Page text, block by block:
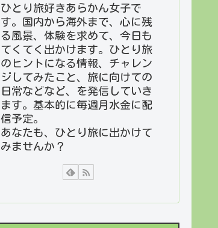
ひとり旅好きあらかん女子で
す。国内から海外まで、心に残
る風景、体験を求めて、今日も
てくてく出かけます。ひとり旅
のヒントになる情報、チャレン
ジしてみたこと、旅に向けての
日常などなど、を発信していき
ます。基本的に毎週月水金に配
信予定。
あなたも、ひとり旅に出かけて
みませんか？